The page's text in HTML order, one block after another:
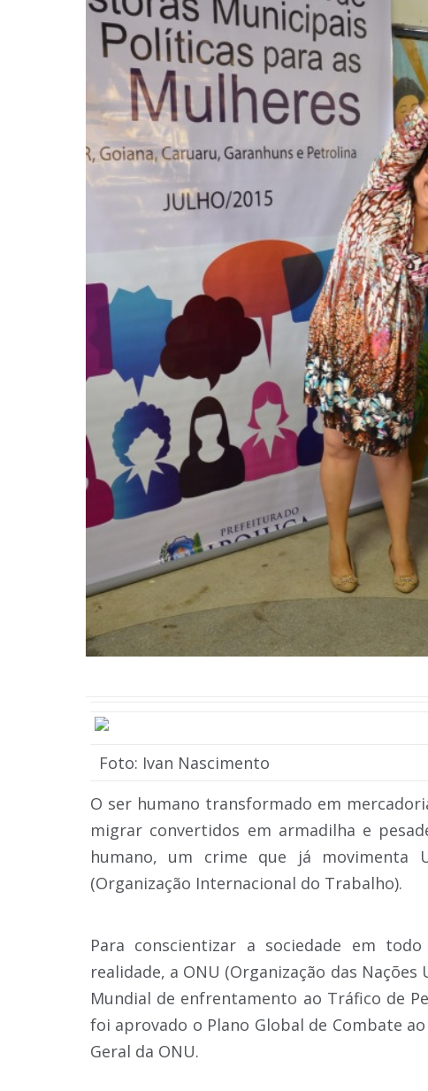
Foto: Ivan Nascimento
O ser humano transformado em
migrar convertidos em armadilha e
humano, um crime que já movimenta
(Organização Internacional do Trabalho).
Para conscientizar a sociedade em
realidade, a ONU (Organização das
Mundial de enfrentamento ao Tráfico de
foi aprovado o Plano Global de Combate
Geral da ONU.